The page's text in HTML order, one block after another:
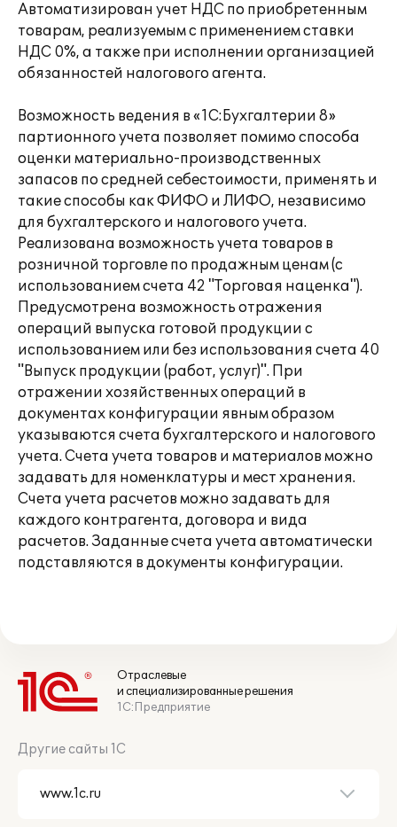
Автоматизирован учет НДС по приобретенным
товарам, реализуемым с применением ставки
НДС 0%, а также при исполнении организацией
обязанностей налогового агента.
Возможность ведения в «1С:Бухгалтерии 8»
партионного учета позволяет помимо способа
оценки материально-производственных
запасов по средней себестоимости, применять и
такие способы как ФИФО и ЛИФО, независимо
для бухгалтерского и налогового учета.
Реализована возможность учета товаров в
розничной торговле по продажным ценам (с
использованием счета 42 "Торговая наценка").
Предусмотрена возможность отражения
операций выпуска готовой продукции с
использованием или без использования счета 40
"Выпуск продукции (работ, услуг)". При
отражении хозяйственных операций в
документах конфигурации явным образом
указываются счета бухгалтерского и налогового
учета. Счета учета товаров и материалов можно
задавать для номенклатуры и мест хранения.
Счета учета расчетов можно задавать для
каждого контрагента, договора и вида
расчетов. Заданные счета учета автоматически
подставляются в документы конфигурации.
Отраслевые
и специализированные решения
1С:Предприятие
Другие сайты 1С